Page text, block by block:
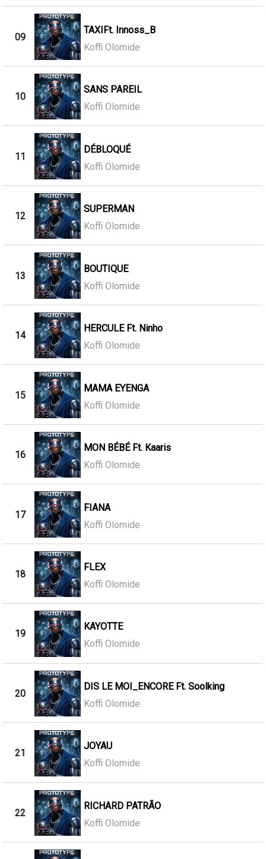
09
TAXIFt. Innoss_B
Koffi Olomide
10
SANS PAREIL
Koffi Olomide
11
DÉBLOQUÉ
Koffi Olomide
12
SUPERMAN
Koffi Olomide
13
BOUTIQUE
Koffi Olomide
14
HERCULE Ft. Ninho
Koffi Olomide
15
MAMA EYENGA
Koffi Olomide
16
MON BÉBÉ Ft. Kaaris
Koffi Olomide
17
FIANA
Koffi Olomide
18
FLEX
Koffi Olomide
19
KAYOTTE
Koffi Olomide
20
DIS LE MOI_ENCORE Ft. Soolking
Koffi Olomide
21
JOYAU
Koffi Olomide
22
RICHARD PATRÃO
Koffi Olomide